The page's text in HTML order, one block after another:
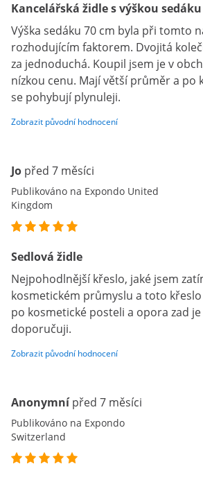
Kancelářská židle s výškou sedáku
Výška sedáku 70 cm byla při tomto
rozhodujícím faktorem. Dvojitá
za jednoduchá. Koupil jsem je v
nízkou cenu. Mají větší průměr a po
se pohybují plynuleji.
Zobrazit původní hodnocení
Jo před 7 měsíci
Publikováno na Expondo United
Kingdom
Sedlová židle
Nejpohodlnější křeslo, jaké jsem
kosmetickém průmyslu a toto
po kosmetické posteli a opora zad
doporučuji.
Zobrazit původní hodnocení
Anonymní před 7 měsíci
Publikováno na Expondo
Switzerland